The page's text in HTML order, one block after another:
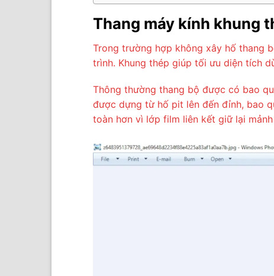
Thang máy kính khung
Trong trường hợp không xây hố thang
trình. Khung thép giúp tối ưu diện tích
Thông thường thang bộ được có bao
được dựng từ hố pit lên đến đỉnh, bao
toàn hơn vì lớp film liên kết giữ lại